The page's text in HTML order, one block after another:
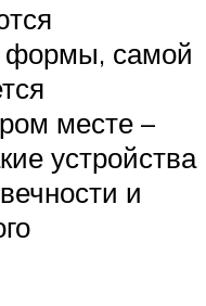
формы, самой
месте –
устройства
и